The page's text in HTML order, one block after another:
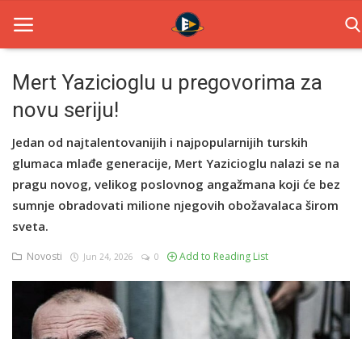
Home
Novosti
TV Serije
Glumci
Login
Mert Yazicioglu u pregovorima za
novu seriju!
Jedan od najtalentovanijih i najpopularnijih turskih
glumaca mlađe generacije, Mert Yazicioglu nalazi se na
pragu novog, velikog poslovnog angažmana koji će bez
sumnje obradovati milione njegovih obožavalaca širom
sveta.
Novosti Jun 24, 2026 0 Add to Reading List